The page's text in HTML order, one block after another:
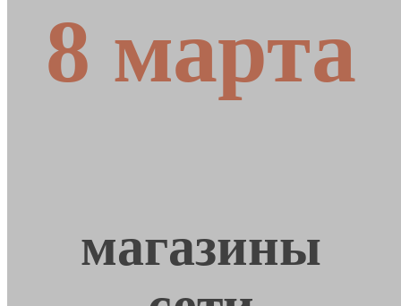
8 марта
магазины